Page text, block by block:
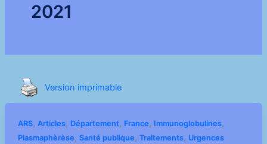
2021
Version imprimable
ARS, Articles, Département, France, Immunoglobulines,
Plasmaphèrèse, Santé publique, Traitements, Urgences